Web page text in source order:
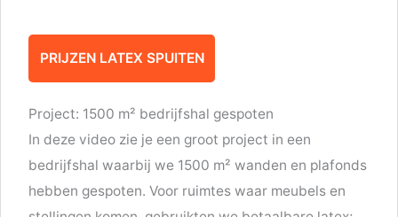
PRIJZEN LATEX SPUITEN
Project: 1500 m² bedrijfshal gespoten
In deze video zie je een groot project in een
bedrijfshal waarbij we 1500 m² wanden en plafonds
hebben gespoten. Voor ruimtes waar meubels en